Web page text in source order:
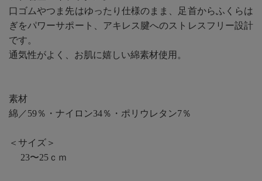
口ゴムやつま先はゆったり仕様のまま、足首からふくらは
ぎをパワーサポート、アキレス腱へのストレスフリー設計
です。
通気性がよく、お肌に嬉しい綿素材使用。
素材
綿／59％・ナイロン34％・ポリウレタン7％
＜サイズ＞
23〜25ｃｍ